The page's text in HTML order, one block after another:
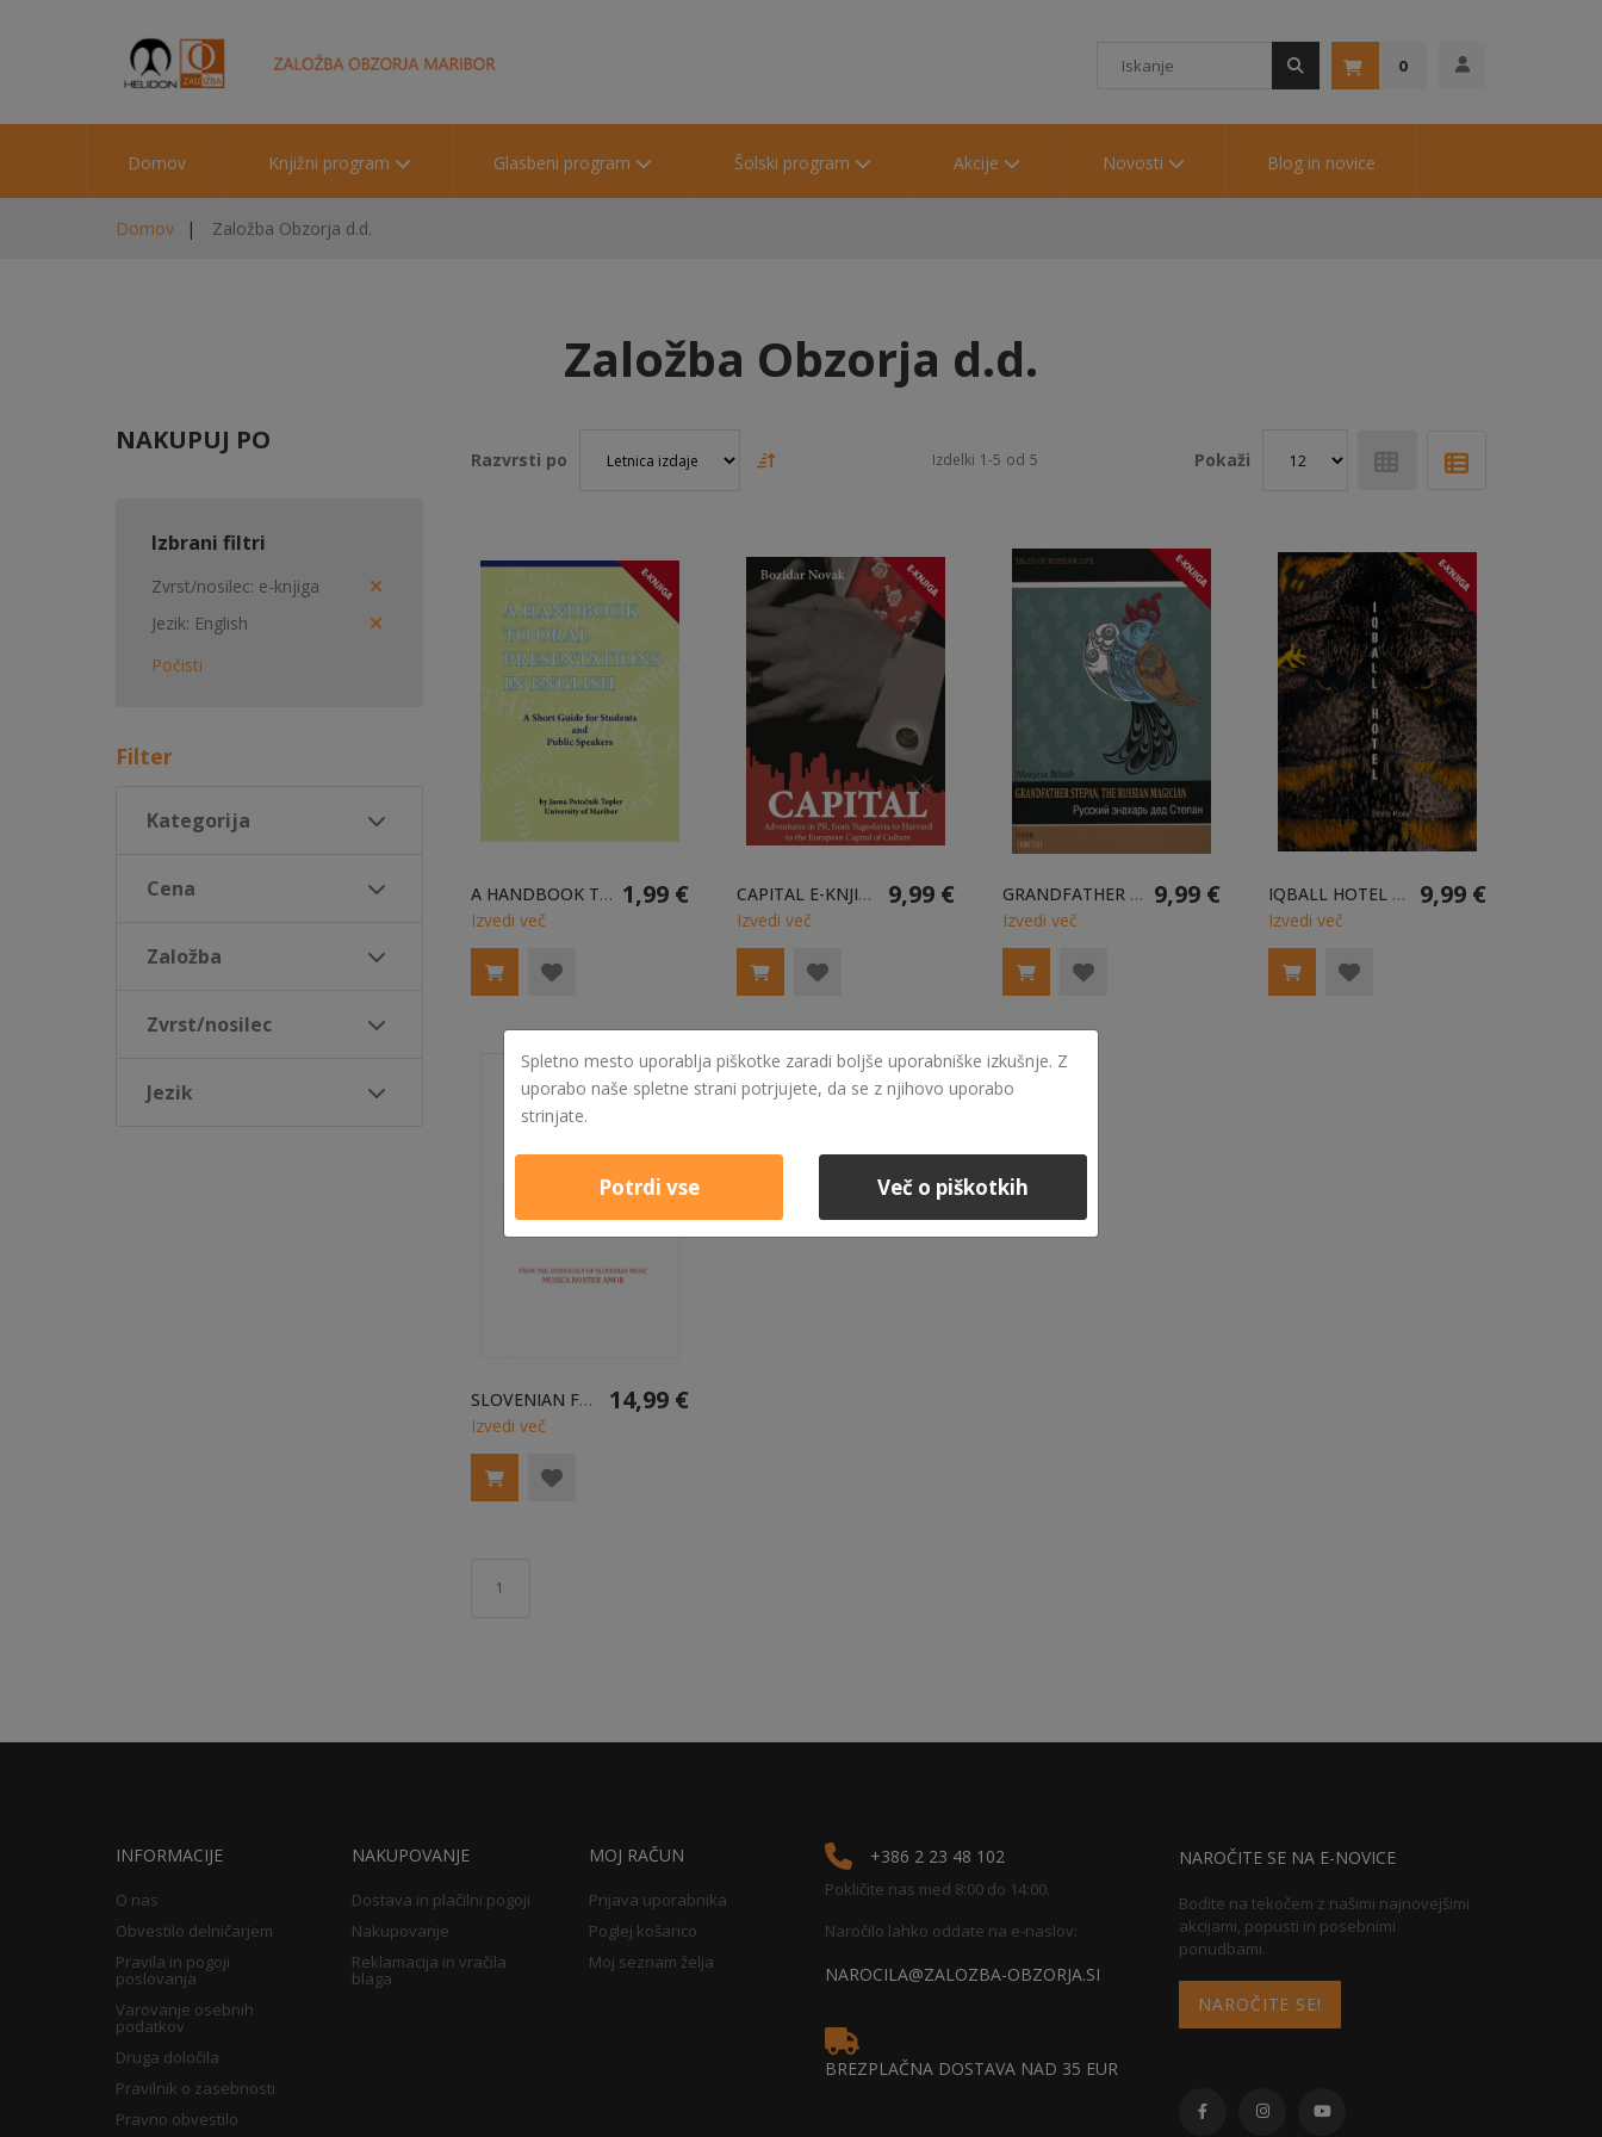
0
Domov Knjižni program Glasbeni program Šolski program Akcije Novosti Blog in novice
Domov Založba Obzorja d.d.
Založba Obzorja d.d.
Razvrsti po Izdelki 1-5 od 5 Pokaži
A HANDBOOK TO ORAL PRESENTATIONS E-KNJIGA 1,99 €
Izvedi več
CAPITAL E-KNJIGA 9,99 €
Izvedi več
GRANDFATHER STEPAN, THE RUSSIAN MAGICIAN E-KNJIGA 9,99 €
Izvedi več
IQBALL HOTEL ANGL. E-KNJIGA 9,99 €
Izvedi več
SLOVENIAN FOLK SONG E-KNJIGA 14,99 €
Izvedi več
1
NAKUPUJ PO
Izbrani filtri
Zvrst/nosilec e-knjiga
Jezik English
Počisti
Filter
Kategorija
Cena
Založba
Zvrst/nosilec
Jezik
INFORMACIJE
O nas
Obvestilo delničarjem
Pravila in pogoji
poslovanja
Varovanje osebnih
podatkov
Druga določila
Pravilnik o zasebnosti
Pravno obvestilo
NAKUPOVANJE
Dostava in plačilni pogoji
Nakupovanje
Reklamacija in vračila
blaga
MOJ RAČUN
Prijava uporabnika
Poglej košarico
Moj seznam želja
+386 2 23 48 102
Pokličite nas med 8:00 do 14:00.
Naročilo lahko oddate na e-naslov:
NAROCILA@ZALOZBA-OBZORJA.SI
BREZPLAČNA DOSTAVA NAD 35 EUR
NAROČITE SE NA E-NOVICE
Bodite na tekočem z našimi najnovejšimi
akcijami, popusti in posebnimi
ponudbami.
NAROČITE SE!
Spletno mesto uporablja piškotke zaradi boljše uporabniške izkušnje. Z
uporabo naše spletne strani potrjujete, da se z njihovo uporabo
strinjate.
Potrdi vse Več o piškotkih